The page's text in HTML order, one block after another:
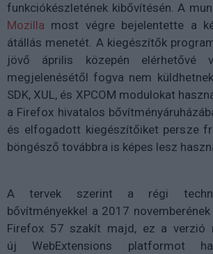
funkciókészletének kibővítésén. A
Mozilla most végre bejelentette a
átállás menetét. A kiegészítők
jövő április közepén elérhetővé
megjelenésétől fogva nem
SDK, XUL, és XPCOM modulokat
a Firefox hivatalos
és elfogadott kiegészítőiket persze
böngésző továbbra is képes lesz
A tervek szerint a régi
bővítményekkel a 2017
Firefox 57 szakít majd, ez a verzió
új WebExtensions platformot